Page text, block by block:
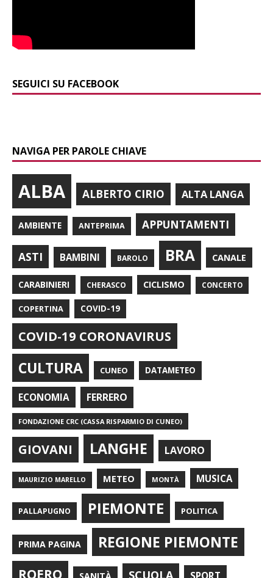
SEGUICI SU FACEBOOK
NAVIGA PER PAROLE CHIAVE
ALBA ALBERTO CIRIO ALTA LANGA
AMBIENTE ANTEPRIMA APPUNTAMENTI
ASTI BAMBINI BAROLO BRA CANALE
CARABINIERI CHERASCO CICLISMO CONCERTO
COPERTINA COVID-19
COVID-19 CORONAVIRUS
CULTURA CUNEO DATAMETEO
ECONOMIA FERRERO
FONDAZIONE CRC (CASSA RISPARMIO DI CUNEO)
GIOVANI LANGHE LAVORO
MAURIZIO MARELLO METEO MONTÀ MUSICA
PALLAPUGNO PIEMONTE POLITICA
PRIMA PAGINA REGIONE PIEMONTE
ROERO SCUOLA